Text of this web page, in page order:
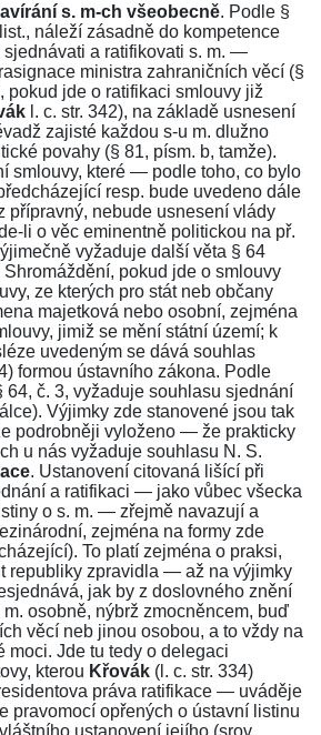
s. m-ch všeobecně. Podle §
náleží zásadně do kompetence
sjednávati a ratifikovati s. m. —
ministra zahraničních věcí (§
pokud jde o ratifikaci smlouvy již
l. c. str. 342), na základě usnesení
zajisté každou s-u m. dlužno
povahy (§ 81, písm. b, tamže).
smlouvy, které — podle toho, co bylo
resp. bude uvedeno dále
nebude usnesení vlády
li o věc eminentně politickou na př.
vyžaduje další věta § 64
pokud jde o smlouvy
ze kterých pro stát neb občany
majetková nebo osobní, zejména
jimiž se mění státní území; k
uvedeným se dává souhlas
) formou ústavního zákona. Podle
64, č. 3, vyžaduje souhlasu sjednání
Výjimky zde stanovené jsou tak
podrobněji vyloženo — že prakticky
u nás vyžaduje souhlasu N. S.
. Ustanovení citovaná lišící při
a ratifikaci — jako vůbec všecka
o s. m. — zřejmě navazují a
zejména na formy zde
To platí zejména o praksi,
republiky zpravidla — až na výjimky
jak by z doslovného znění
m. osobně, nýbrž zmocněncem, buď
věcí neb jinou osobou, a to vždy na
moci. Jde tu tedy o delegaci
kterou Křovák (l. c. str. 334)
práva ratifikace — uváděje
pravomocí opřených o ústavní listinu
ustanovení jejího (srov.